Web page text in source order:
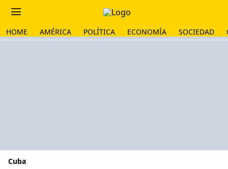
HOME AMÉRICA POLÍTICA ECONOMÍA SOCIEDAD
Cuba